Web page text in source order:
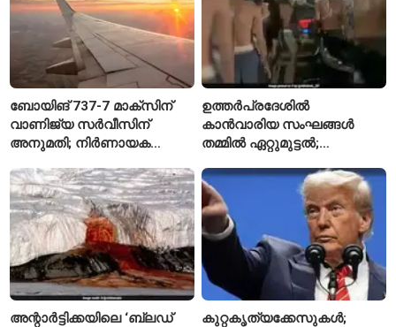
ബോയിങ് 737-7 മാക്‌സിന്
വാണിജ്യ സർവീസിന്
അനുമതി; നിർണായക
എഫ്എഎ
ഉത്തർപ്രദേശിൽ
കാൻവാരിയ സംഘങ്ങൾ
തമ്മിൽ ഏറ്റുമുട്ടൽ;
അന്റാർട്ടിക്കയിലെ ‘ബ്ലഡ്
കുറ്റകൃത്യക്കേസുകൾ;